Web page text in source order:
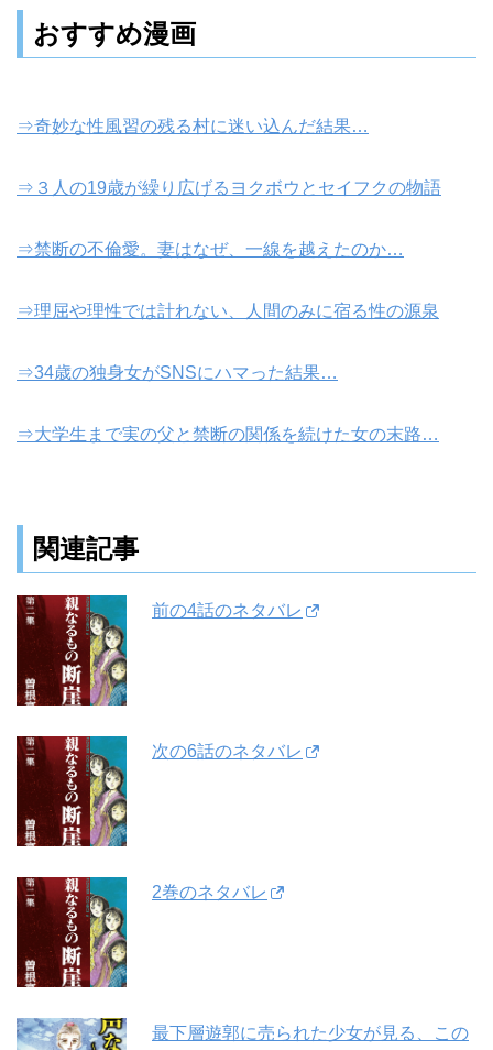
おすすめ漫画
⇒奇妙な性風習の残る村に迷い込んだ結果…
⇒３人の19歳が繰り広げるヨクボウとセイフクの物語
⇒禁断の不倫愛。妻はなぜ、一線を越えたのか…
⇒理屈や理性では計れない、人間のみに宿る性の源泉
⇒34歳の独身女がSNSにハマった結果…
⇒大学生まで実の父と禁断の関係を続けた女の末路…
関連記事
前の4話のネタバレ
次の6話のネタバレ
2巻のネタバレ
最下層遊郭に売られた少女が見る、この